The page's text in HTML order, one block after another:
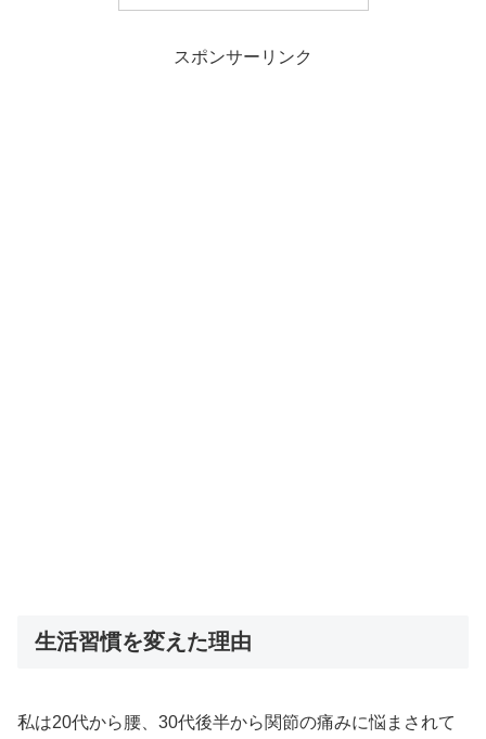
スポンサーリンク
生活習慣を変えた理由
私は20代から腰、30代後半から関節の痛みに悩まされて